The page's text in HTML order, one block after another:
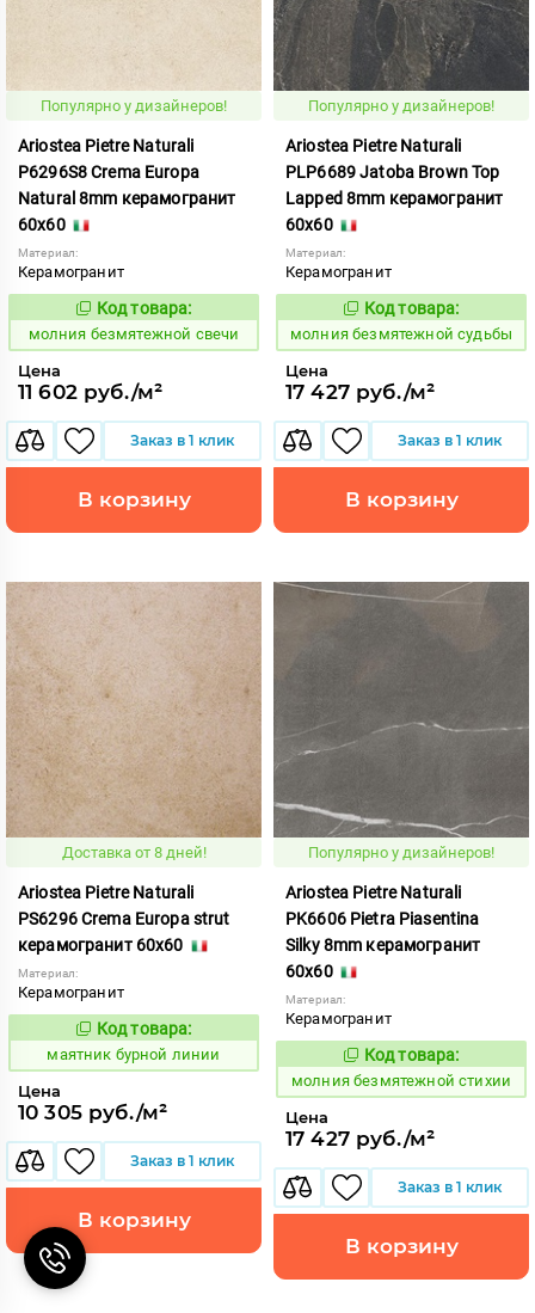
Популярно у дизайнеров!
Ariostea Pietre Naturali
P6296S8 Crema Europa
Natural 8mm керамогранит
60x60
Материал:
Керамогранит
1000584
Код товара:
молния безмятежной свечи
Цена
11 602 руб./м²
Заказ в 1 клик
В корзину
Популярно у дизайнеров!
Ariostea Pietre Naturali
PLP6689 Jatoba Brown Top
Lapped 8mm керамогранит
60x60
Материал:
Керамогранит
1000599
Код товара:
молния безмятежной судьбы
Цена
17 427 руб./м²
Заказ в 1 клик
В корзину
Доставка от 8 дней!
Ariostea Pietre Naturali
PS6296 Crema Europa strut
керамогранит 60x60
Материал:
Керамогранит
922794
Код товара:
маятник бурной линии
Цена
10 305 руб./м²
Заказ в 1 клик
В корзину
Популярно у дизайнеров!
Ariostea Pietre Naturali
PK6606 Pietra Piasentina
Silky 8mm керамогранит
60x60
Материал:
Керамогранит
1000598
Код товара:
молния безмятежной стихии
Цена
17 427 руб./м²
Заказ в 1 клик
В корзину